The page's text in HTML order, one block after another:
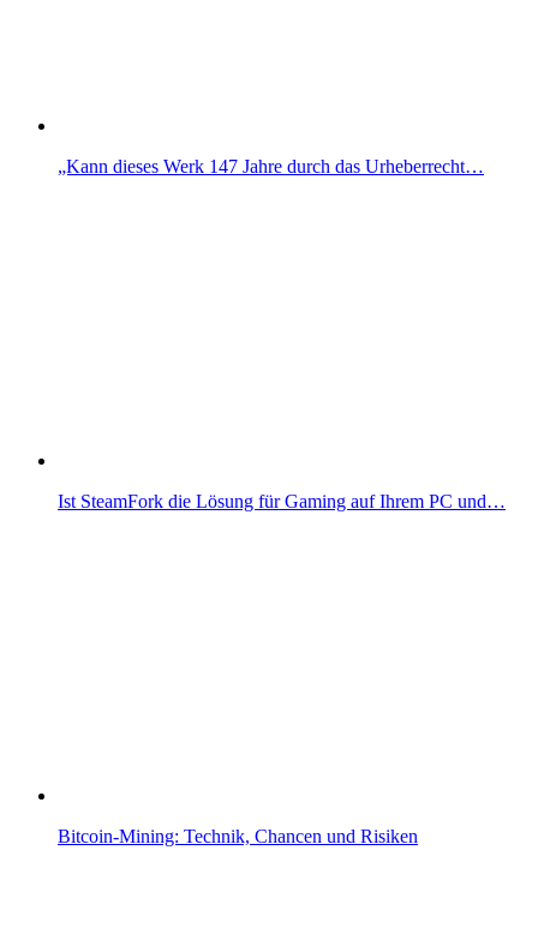
„Kann dieses Werk 147 Jahre durch das Urheberrecht…
Ist SteamFork die Lösung für Gaming auf Ihrem PC und…
Bitcoin-Mining: Technik, Chancen und Risiken